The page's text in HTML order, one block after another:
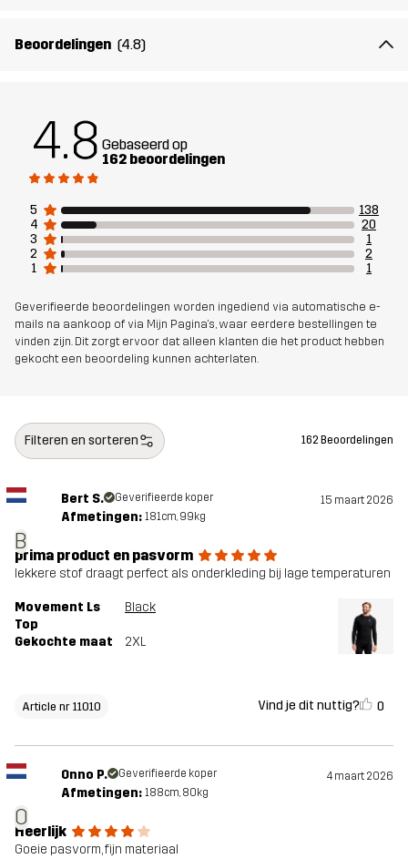
Materiaal 1 100% Polyester (Gerecycled)
Duurzaamheid Details over gerecyclede materialen
Ontworpen
voor
ALLROUND
Artikelnummer 11010_2001
Beoordelingen (4.8)
4.8 Gebaseerd op
162 beoordelingen
5
138
4
20
3
1
2
2
1
1
Geverifieerde beoordelingen worden ingediend via automatische e-
mails na aankoop of via Mijn Pagina's, waar eerdere bestellingen te
vinden zijn. Dit zorgt ervoor dat alleen klanten die het product hebben
gekocht een beoordeling kunnen achterlaten.
Filteren en sorteren 162 Beoordelingen
B
Bert S. Geverifieerde koper 15 maart 2026
Afmetingen: 181cm, 99kg
prima product en pasvorm
lekkere stof draagt perfect als onderkleding bij lage temperaturen
Movement Ls
Top
Black
Gekochte maat 2XL
Article nr 11010 Vind je dit nuttig? 0
O
Onno P. Geverifieerde koper 4 maart 2026
Afmetingen: 188cm, 80kg
Heerlijk
Goeie pasvorm, fijn materiaal